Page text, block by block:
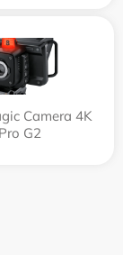
Camera 4K
Pro G2